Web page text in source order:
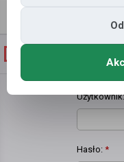
Hasło: *